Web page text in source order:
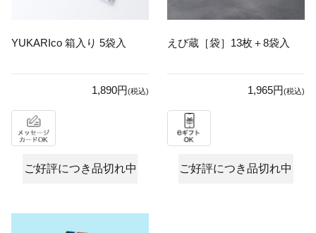
YUKARIco 箱入り 5袋入
1,890円(税込)
ご好評につき品切れ中
えび蔵［袋］13枚＋8袋入
1,965円(税込)
ご好評につき品切れ中